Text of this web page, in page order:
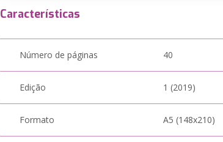
Características
Número de páginas 40
Edição 1 (2019)
Formato A5 (148x210)